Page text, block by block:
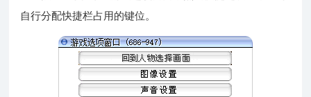
自行分配快捷栏占用的键位。